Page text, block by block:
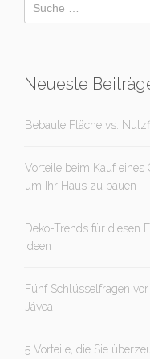
Neueste
Bebaute Fläche vs.
Vorteile beim Kauf eines
um Ihr Haus zu bauen
Deko-Trends für diesen
Ideen
Fünf Schlüsselfragen
Jávea
5 Vorteile, die Sie